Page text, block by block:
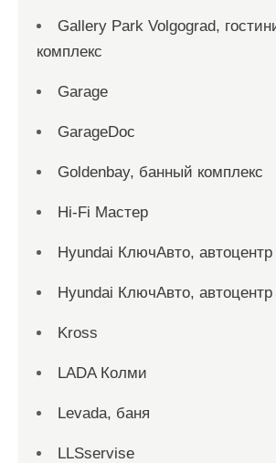
Gallery Park Volgograd,
комплекс
Garage
GarageDoc
Goldenbay, банный комплекс
Hi-Fi Мастер
Hyundai КлючАвто, автоцентр
Hyundai КлючАвто, автоцентр
Kross
LADA Колми
Levada, баня
LLSservise